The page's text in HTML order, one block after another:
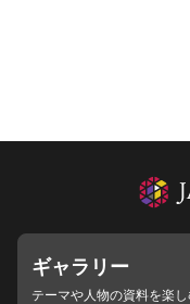
ギャラリー
テーマや人物の資料を楽